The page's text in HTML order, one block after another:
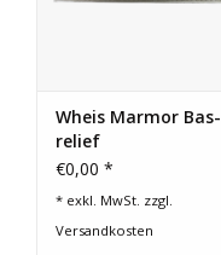
Wheis Marmor Bas-
relief
€0,00 *
* exkl. MwSt. zzgl.
Versandkosten